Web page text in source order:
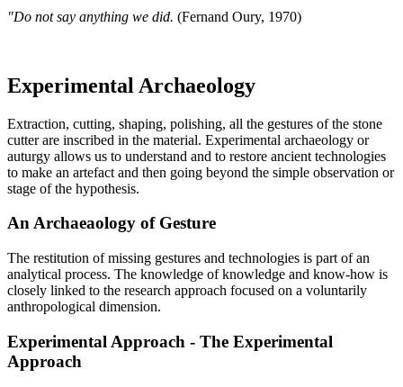
"Do not say anything we did. (Fernand Oury, 1970)
Experimental Archaeology
Extraction, cutting, shaping, polishing, all the gestures of the stone
cutter are inscribed in the material. Experimental archaeology or
auturgy allows us to understand and to restore ancient technologies
to make an artefact and then going beyond the simple observation or
stage of the hypothesis.
An Archaeaology of Gesture
The restitution of missing gestures and technologies is part of an
analytical process. The knowledge of knowledge and know-how is
closely linked to the research approach focused on a voluntarily
anthropological dimension.
Experimental Approach - The Experimental
Approach